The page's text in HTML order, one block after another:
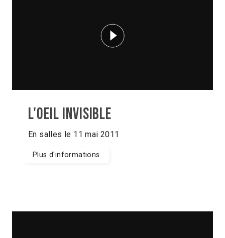
L'oeil invisible
En salles le 11 mai 2011
Plus d'informations